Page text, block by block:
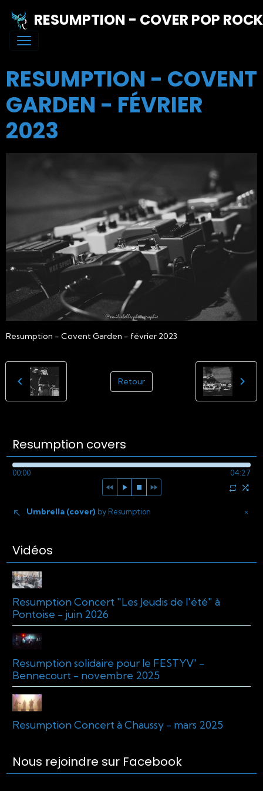
RESUMPTION - COVER POP ROCK
RESUMPTION - COVENT
GARDEN - FÉVRIER
2023
Resumption - Covent Garden - février 2023
Retour
Resumption covers
00:00 04:27
×
Umbrella (cover) by Resumption
Vidéos
Resumption Concert "Les Jeudis de l'été" à
Pontoise - juin 2026
Resumption solidaire pour le FESTYV' -
Bennecourt - novembre 2025
Resumption Concert à Chaussy - mars 2025
Nous rejoindre sur Facebook